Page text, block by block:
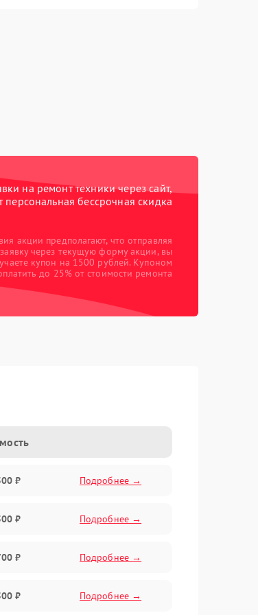
на ремонт техники через сайт,
персональная бессрочная скидка
акции предполагают, что отправляя
заявку через текущую форму акции, вы
купон на 1500 рублей. Купоном
до 25% от стоимости ремонта
₽ Подробнее →
₽ Подробнее →
₽ Подробнее →
₽ Подробнее →